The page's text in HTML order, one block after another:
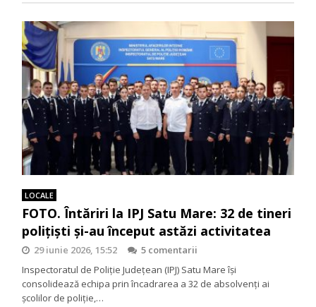
LOCALE
FOTO. Întăriri la IPJ Satu Mare: 32 de tineri
polițiști și-au început astăzi activitatea
29 iunie 2026, 15:52
5 comentarii
Inspectoratul de Poliție Județean (IPJ) Satu Mare își
consolidează echipa prin încadrarea a 32 de absolvenți ai
școlilor de poliție,…